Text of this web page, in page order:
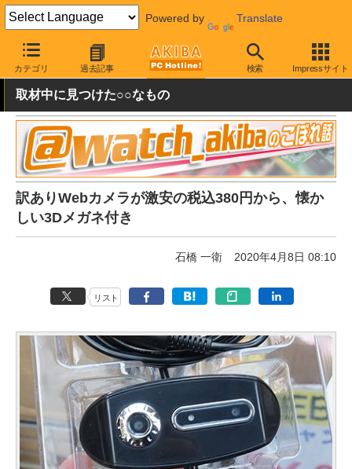
Powered by Translate
カテゴリ 過去記事 検索 Impressサイト
AKIBA PC Hotline! 秋葉原情報 価格情報 特価情報
取材中に見つけた○○なもの
訳ありWebカメラが激安の税込380円から、懐か
しい3Dメガネ付き
石橋 一衛 2020年4月8日 08:10
リスト